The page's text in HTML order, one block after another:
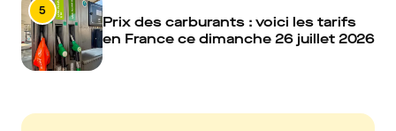
5
Prix des carburants : voici les tarifs
en France ce dimanche 26 juillet 2026